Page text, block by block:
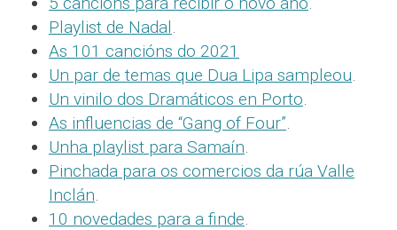
Playlist de Nadal.
As 101 cancións do 2021
Un par de temas que Dua Lipa sampleou.
Un vinilo dos Dramáticos en Porto.
As influencias de “Gang of Four”.
Unha playlist para Samaín.
Pinchada para os comercios da rúa Valle
Inclán.
10 novedades para a finde.